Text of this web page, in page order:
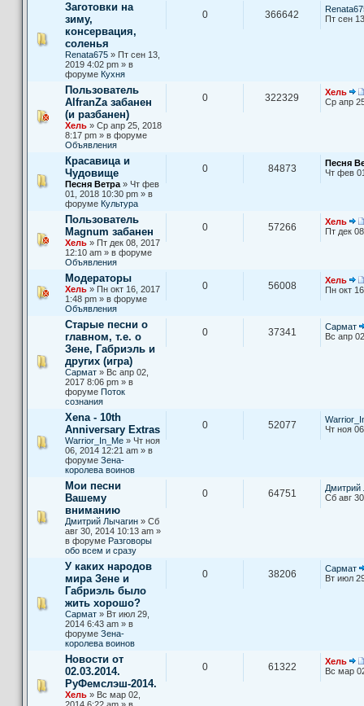
Заготовки на
зиму,
консервация,
соленья
Renata675 » Пт сен 13,
2019 4:02 pm » в
форуме Кухня
0 366642
Пт сен
Пользователь
AlfranZa забанен
(и разбанен)
Хель » Ср апр 25, 2018
8:17 pm » в форуме
Объявления
0 322329
Хель
Ср апр
Красавица и
Чудовище
Песня Ветра » Чт фев
01, 2018 10:30 pm » в
форуме Культура
0 84873
Песня
Чт фев
Пользователь
Magnum забанен
Хель » Пт дек 08, 2017
12:10 am » в форуме
Объявления
0 57266
Хель
Пт дек
Модераторы
Хель » Пн окт 16, 2017
1:48 pm » в форуме
Объявления
0 56008
Хель
Пн окт
Старые песни о
главном, т.е. о
Зене, Габриэль и
других (игра)
Сармат » Вс апр 02,
2017 8:06 pm » в
форуме Поток
сознания
0 37341
Сармат
Вс апр
Xena - 10th
Anniversary Extras
Warrior_In_Me » Чт ноя
06, 2014 12:21 am » в
форуме Зена-
королева воинов
0 52077
Чт ноя
Мои песни
Вашему
вниманию
Дмитрий Лычагин » Сб
авг 30, 2014 10:13 am »
в форуме Разговоры
обо всем и сразу
0 64751
Дмитрий
Сб авг
У каких народов
мира Зене и
Габриэль было
жить хорошо?
Сармат » Вт июл 29,
2014 6:43 am » в
форуме Зена-
королева воинов
0 38206
Сармат
Вт июл
Новости от
02.03.2014.
РуФемслэш-2014.
Хель » Вс мар 02,
0 61322
Хель
Вс мар